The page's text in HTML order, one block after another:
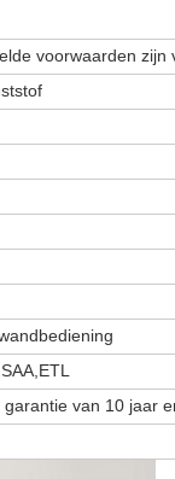
voorwaarden zijn
van 10 jaar